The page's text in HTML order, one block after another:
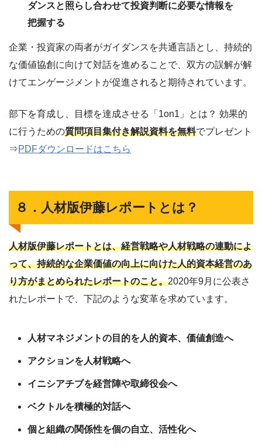
ダンスと照らし合わせて投資判断に必要な情報を
把握する
企業・投資家の両者がガイダンスを共通言語とし、持続的
な価値協創に向けて対話を進めることで、双方の誤解が解
けてエンゲージメントが促進されると期待されています。
部下を育成し、目標を達成させる「1on1」とは？ 効果的
に行うための質問項目集付き解説資料を無料でプレゼント
⇒PDFダウンロードはこちら
８．人材版伊藤レポートとは？
人材版伊藤レポートとは、経営戦略や人材戦略の連動によ
って、持続的な企業価値の向上に向けた人的資本経営のあ
り方がまとめられたレポートのこと。2020年9月に公表さ
れたレポートで、下記のような変革を求めています。
人材マネジメントの目的を人的資本、価値創造へ
アクションを人材戦略へ
イニシアチブを経営陣や取締役会へ
ベクトルを積極的対話へ
個と組織の関係性を個の自立、活性化へ